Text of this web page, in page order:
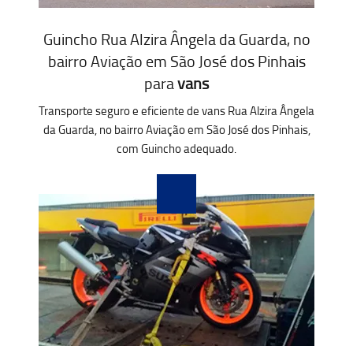
Guincho Rua Alzira Ângela da Guarda, no
bairro Aviação em São José dos Pinhais
paravans
Transporte seguro e eficiente de vans Rua Alzira Ângela
da Guarda, no bairro Aviação em São José dos Pinhais,
com Guincho adequado.